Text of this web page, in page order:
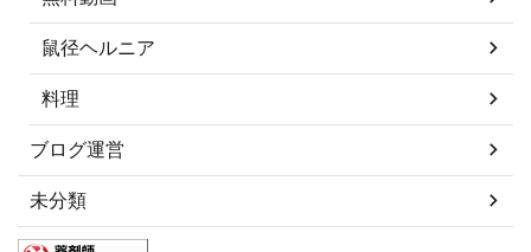
鼠径ヘルニア
料理
ブログ運営
未分類